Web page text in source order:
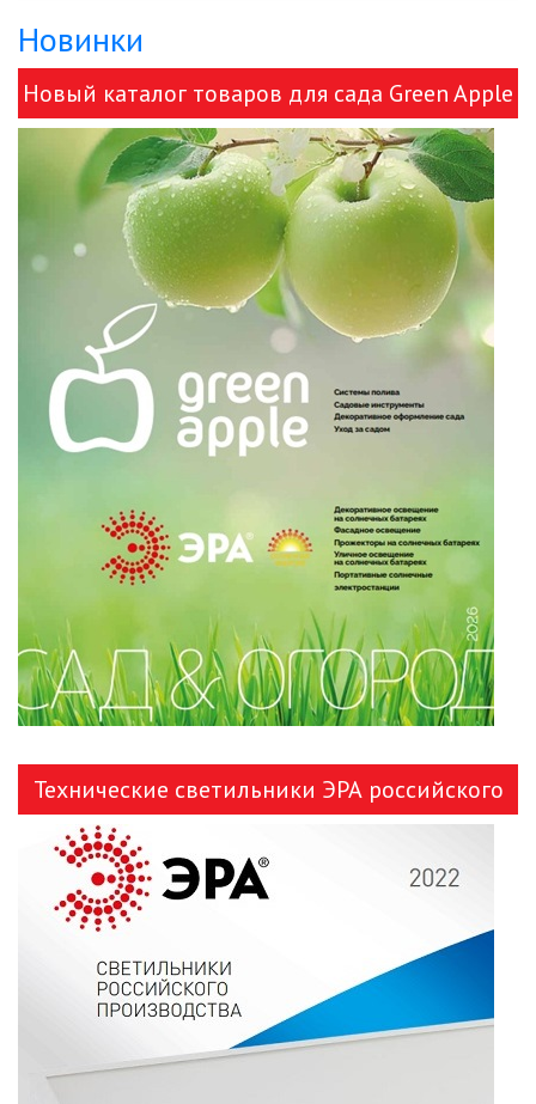
Новинки
Новый каталог товаров для сада Green Apple
и ЭРА!
Технические светильники ЭРА российского